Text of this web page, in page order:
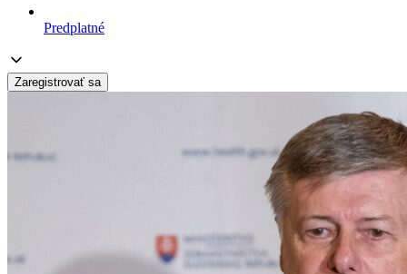
Predplatné
Zaregistrovať sa